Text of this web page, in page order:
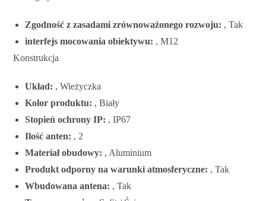
Zgodność z zasadami zrównoważonego rozwoju: , Tak
interfejs mocowania obiektywu: , M12
Konstrukcja
Układ: , Wieżyczka
Kolor produktu: , Biały
Stopień ochrony IP: , IP67
Ilość anten: , 2
Materiał obudowy: , Aluminium
Produkt odporny na warunki atmosferyczne: , Tak
Wbudowana antena: , Tak